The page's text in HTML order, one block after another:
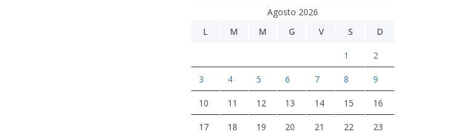
Agosto 2026
L
M M G V S D
1 2
3 4 5 6 7 8 9
10 11 12 13 14 15 16
17 18 19 20 21 22 23